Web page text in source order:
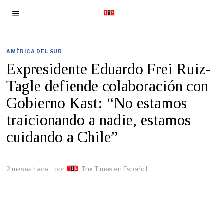
AMÉRICA DEL SUR
Expresidente Eduardo Frei Ruiz-
Tagle defiende colaboración con
Gobierno Kast: “No estamos
traicionando a nadie, estamos
cuidando a Chile”
2 meses hace por The Times en Español